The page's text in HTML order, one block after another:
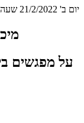
יום ב' 21/2/2022 שעה 18:00 גילמן 449
על מפגשים